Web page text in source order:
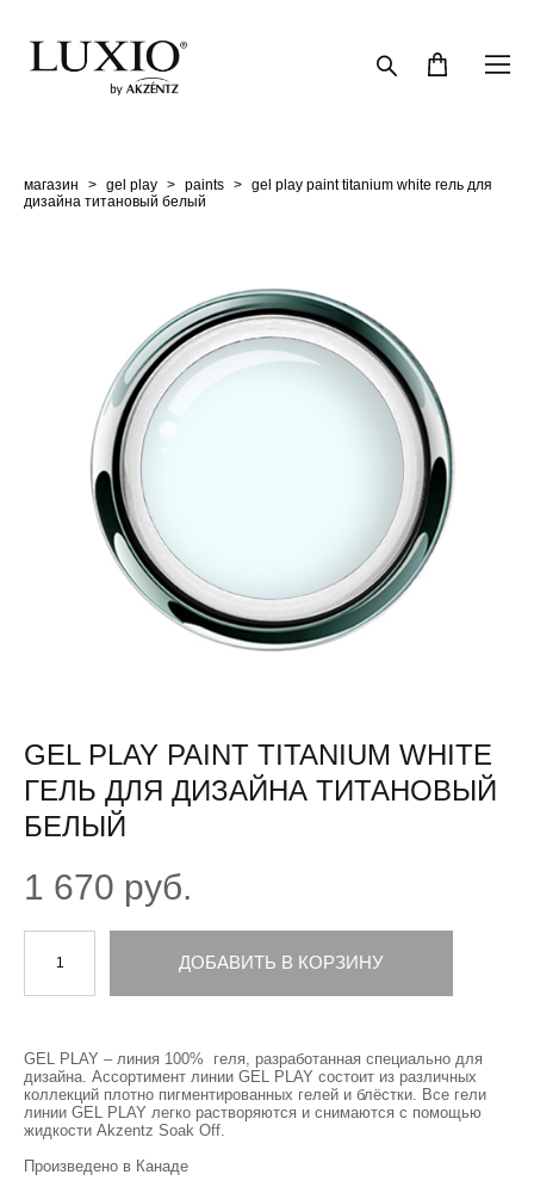
магазин > gel play > paints > gel play paint titanium white гель для
дизайна титановый белый
GEL PLAY PAINT TITANIUM WHITE
ГЕЛЬ ДЛЯ ДИЗАЙНА ТИТАНОВЫЙ
БЕЛЫЙ
1 670 pуб.
ДОБАВИТЬ В КОРЗИНУ
GEL PLAY – линия 100% геля, разработанная специально для
дизайна. Ассортимент линии GEL PLAY состоит из различных
коллекций плотно пигментированных гелей и блёстки. Все гели
линии GEL PLAY легко растворяются и снимаются с помощью
жидкости Akzentz Soak Off.
Произведено в Канаде